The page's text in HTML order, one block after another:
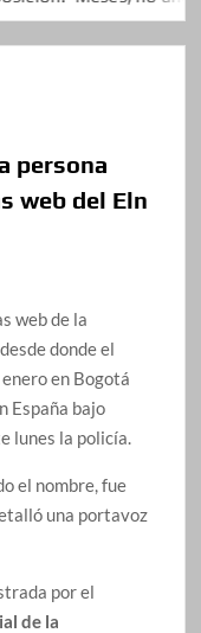
persona
web del Eln
web de la
donde el
en Bogotá
España bajo
lunes la policía.
el nombre, fue
una portavoz
por el
de la